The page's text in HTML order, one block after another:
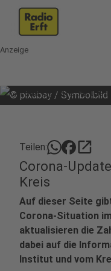
Anzeige
© pixabay / Symbolbild
Teilen: open_in_new
Corona-
Kreis
Auf dieser Seite
Corona-Situation
aktualisieren die
dabei auf die
Institut und vom